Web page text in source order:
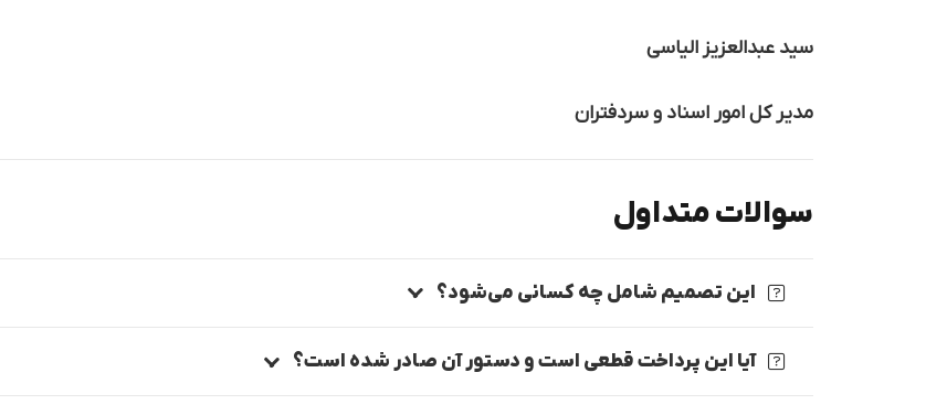
سید عبدالعزیز الیاسی
مدیر کل امور اسناد و سردفتران
سوالات متداول
این تصمیم شامل چه کسانی می‌شود؟
آیا این پرداخت قطعی است و دستور آن صادر شده است؟